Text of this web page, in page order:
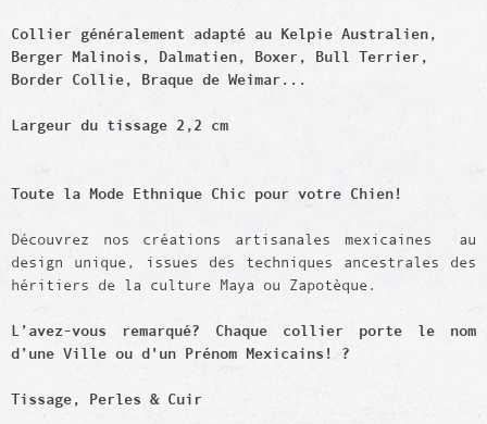
Collier généralement adapté au Kelpie Australien,
Berger Malinois, Dalmatien, Boxer, Bull Terrier,
Border Collie, Braque de Weimar...
Largeur du tissage 2,2 cm
Toute la Mode Ethnique Chic pour votre Chien!
Découvrez nos créations artisanales mexicaines au
design unique, issues des techniques ancestrales des
héritiers de la culture Maya ou Zapotèque.
L’avez-vous remarqué? Chaque collier porte le nom
d’une Ville ou d'un Prénom Mexicains! ?
Tissage, Perles & Cuir